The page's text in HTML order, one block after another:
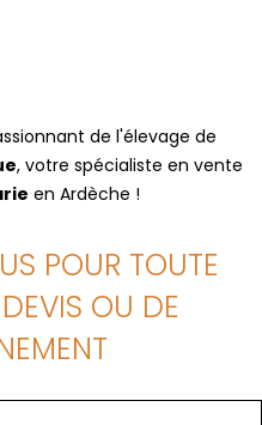
de l'élevage de
, votre spécialiste en vente
en Ardèche !
POUR TOUTE
OU DE